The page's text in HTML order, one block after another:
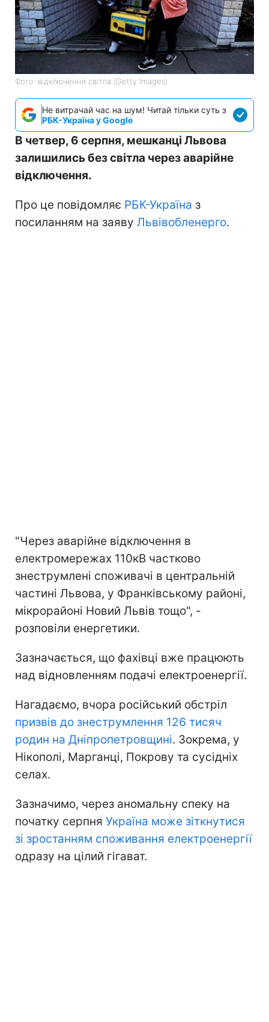
Фото: відключення світла (Getty Images)
Не витрачай час на шум! Читай тільки суть з
РБК-Україна у Google
В четвер, 6 серпня, мешканці Львова
залишились без світла через аварійне
відключення.
Про це повідомляє РБК-Україна з
посиланням на заяву Львівобленерго.
"Через аварійне відключення в
електромережах 110кВ частково
знеструмлені споживачі в центральній
частині Львова, у Франківському районі,
мікрорайоні Новий Львів тощо", -
розповіли енергетики.
Зазначається, що фахівці вже працюють
над відновленням подачі електроенергії.
Нагадаємо, вчора російський обстріл
призвів до знеструмлення 126 тисяч
родин на Дніпропетровщині. Зокрема, у
Нікополі, Марганці, Покрову та сусідніх
селах.
Зазначимо, через аномальну спеку на
початку серпня Україна може зіткнутися
зі зростанням споживання електроенергії
одразу на цілий гігават.